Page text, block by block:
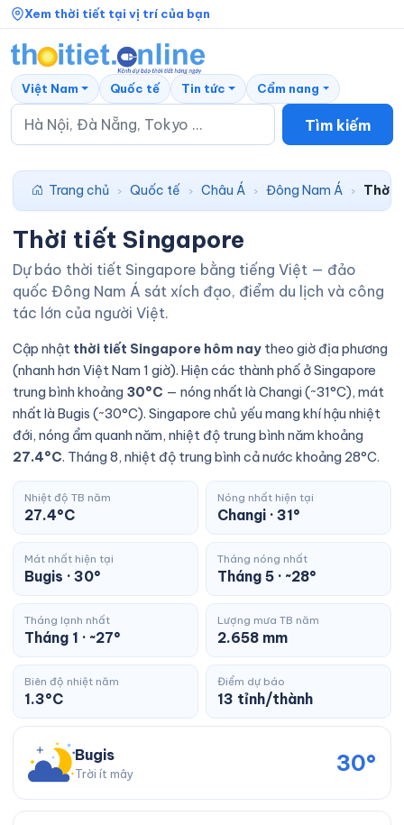
Xem thời tiết tại vị trí của bạn
Tìm kiếm
Việt Nam Quốc tế Tin tức Cẩm nang
Trang chủ › Quốc tế › Châu Á › Đông Nam Á › Thời
Thời tiết Singapore
Dự báo thời tiết Singapore bằng tiếng Việt — đảo
quốc Đông Nam Á sát xích đạo, điểm du lịch và công
tác lớn của người Việt.
Cập nhật thời tiết Singapore hôm nay theo giờ địa phương
(nhanh hơn Việt Nam 1 giờ). Hiện các thành phố ở Singapore
trung bình khoảng 30°C — nóng nhất là Changi (~31°C), mát
nhất là Bugis (~30°C). Singapore chủ yếu mang khí hậu nhiệt
đới, nóng ẩm quanh năm, nhiệt độ trung bình năm khoảng
27.4°C. Tháng 8, nhiệt độ trung bình cả nước khoảng 28°C.
Nhiệt độ TB năm
27.4°C
Nóng nhất hiện tại
Changi · 31°
Mát nhất hiện tại
Bugis · 30°
Tháng nóng nhất
Tháng 5 · ~28°
Tháng lạnh nhất
Tháng 1 · ~27°
Lượng mưa TB năm
2.658 mm
Biên độ nhiệt năm
1.3°C
Điểm dự báo
13 tỉnh/thành
Bugis
Trời ít mây 30°